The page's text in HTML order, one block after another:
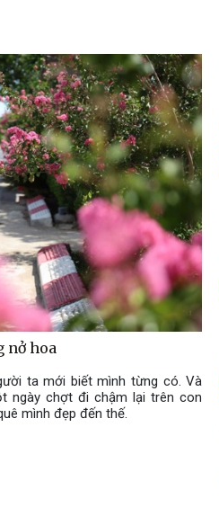
nở hoa
ta mới biết mình từng có. Và
ngày chợt đi chậm lại trên con
mình đẹp đến thế.